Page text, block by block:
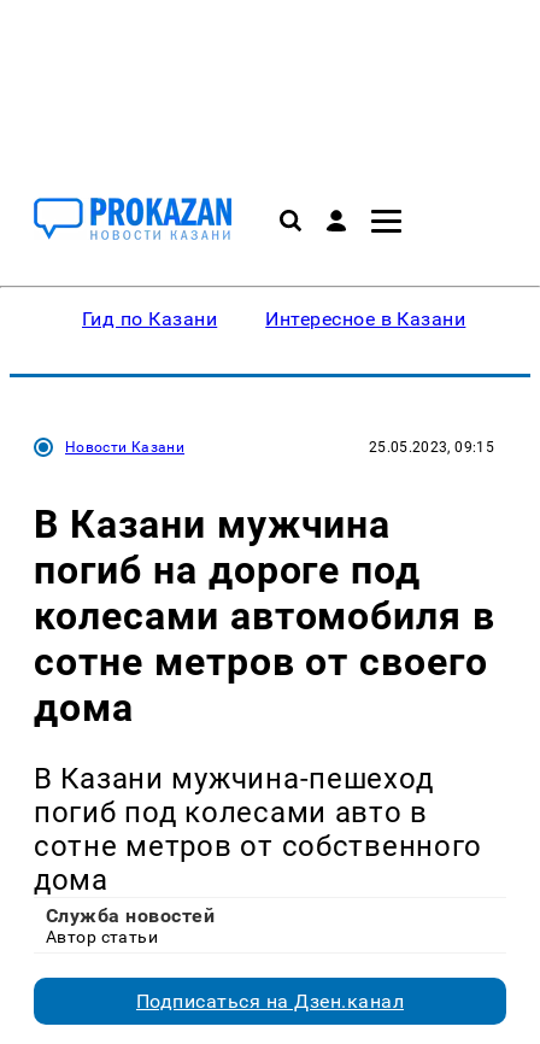
Гид по Казани Интересное в Казани
Новости Казани 25.05.2023, 09:15
В Казани мужчина
погиб на дороге под
колесами автомобиля в
сотне метров от своего
дома
В Казани мужчина-пешеход
погиб под колесами авто в
сотне метров от собственного
дома
Служба новостей
Автор статьи
Подписаться на Дзен.канал